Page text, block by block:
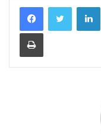
Yazdır